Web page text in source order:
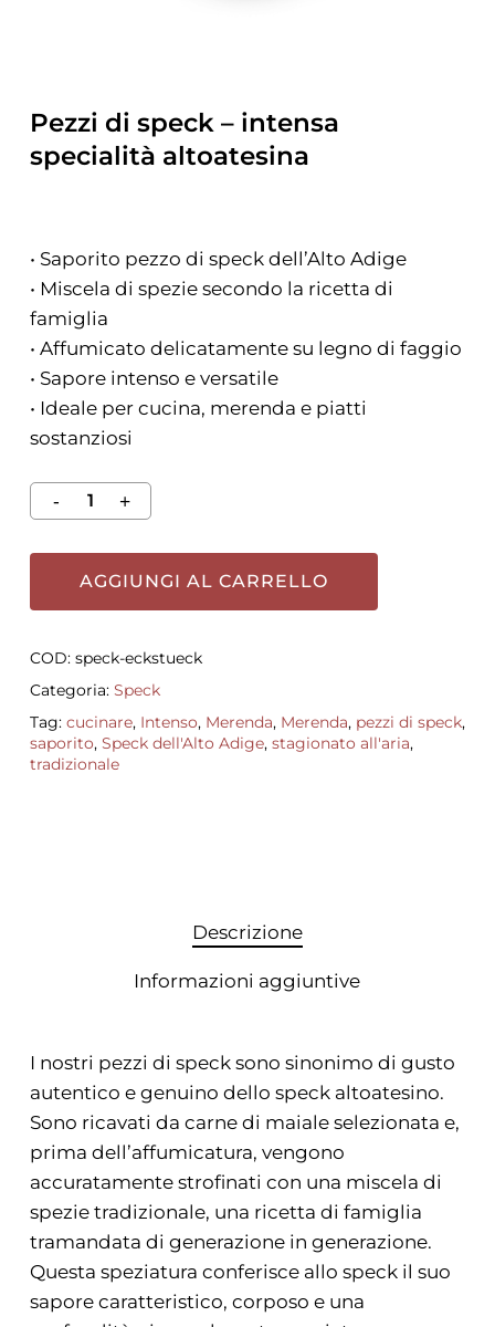
Pezzi di speck – intensa
specialità altoatesina
• Saporito pezzo di speck dell’Alto Adige
• Miscela di spezie secondo la ricetta di
famiglia
• Affumicato delicatamente su legno di faggio
• Sapore intenso e versatile
• Ideale per cucina, merenda e piatti
sostanziosi
AGGIUNGI AL CARRELLO
COD: speck-eckstueck
Categoria: Speck
Tag: cucinare, Intenso, Merenda, Merenda, pezzi di speck,
saporito, Speck dell'Alto Adige, stagionato all'aria,
tradizionale
Descrizione
Informazioni aggiuntive
I nostri pezzi di speck sono sinonimo di gusto
autentico e genuino dello speck altoatesino.
Sono ricavati da carne di maiale selezionata e,
prima dell’affumicatura, vengono
accuratamente strofinati con una miscela di
spezie tradizionale, una ricetta di famiglia
tramandata di generazione in generazione.
Questa speziatura conferisce allo speck il suo
sapore caratteristico, corposo e una